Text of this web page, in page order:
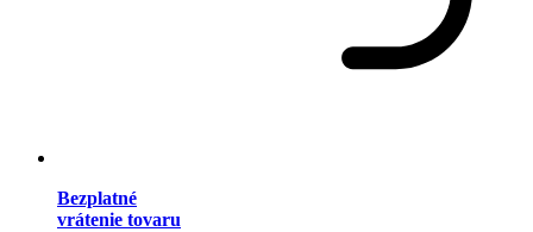
Bezplatné
vrátenie tovaru